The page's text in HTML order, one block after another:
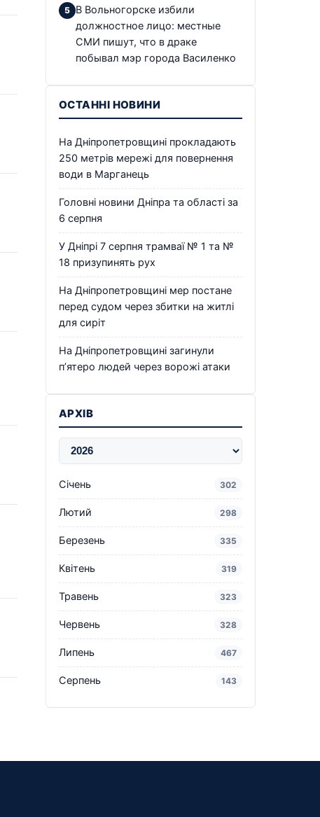
В Вольногорске избили
должностное лицо: местные
СМИ пишут, что в драке
побывал мэр города Василенко
ОСТАННІ НОВИНИ
На Дніпропетровщині прокладають
250 метрів мережі для повернення
води в Марганець
Головні новини Дніпра та області за
6 серпня
У Дніпрі 7 серпня трамваї № 1 та №
18 призупинять рух
На Дніпропетровщині мер постане
перед судом через збитки на житлі
для сиріт
На Дніпропетровщині загинули
п’ятеро людей через ворожі атаки
АРХІВ
Січень 302
Лютий 298
Березень 335
Квітень 319
Травень 323
Червень 328
Липень 467
Серпень 143